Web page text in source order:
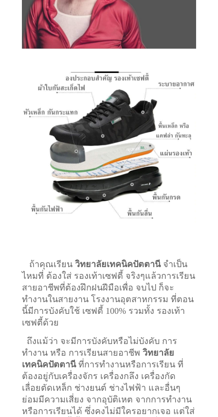
ถ้าคุณเรียน วิทยาลัยเทคนิคปัตตานีจำเป็น
ไหมที่ ต้องใส่ รองเท้าเซฟตี้ จริงๆแล้วการเรียน
สายอาชีพที่ต้องฝึกฝนฝีมือเพื่อ จบไป ก็จะ
ทำงานในสายงาน โรงงานอุตสาหกรรม ที่ตอน
นี้มีการบังคับใช้ เซฟตี้ 100% รวมทั้ง รองเท้า
เซฟตี้ด้วย
ถึงแม้ว่า จะมีการบังคับหรือไม่บังคับ การ
ทำงาน หรือ การเรียนสายอาชีพ วิทยาลัย
เทคนิคปัตตานีที่การทำงานหรือการเรียน ที่
ต้องอยู่กับเครื่องจักร เครื่องกลึง เครื่องกัด
เลื่อยตัดเหล็ก ช่างยนต์ ช่างไฟฟ้า และอื่นๆ
ย่อมมีความเสี่ยง จากอุบัติเหต จากการทำงาน
หรือการเรียนได้ ซึ่งคงไม่มีใครอยากเจอ แต่ใส่